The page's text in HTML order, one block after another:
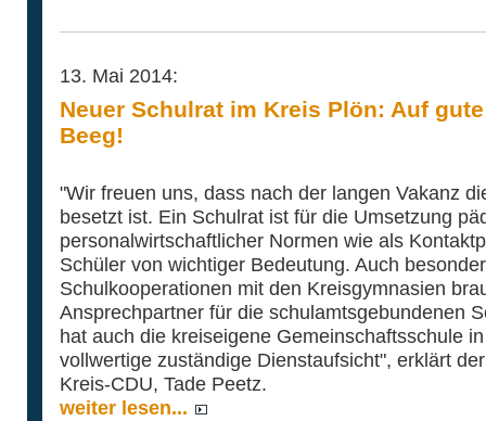
13. Mai 2014:
Neuer Schulrat im Kreis Plön: Auf
Beeg!
"Wir freuen uns, dass nach der langen Vakanz
besetzt ist. Ein Schulrat ist für die Umsetzung
personalwirtschaftlicher Normen wie als
Schüler von wichtiger Bedeutung. Auch
Schulkooperationen mit den Kreisgymnasien
Ansprechpartner für die schulamtsgebundenen
hat auch die kreiseigene Gemeinschaftsschule
vollwertige zuständige Dienstaufsicht", erklärt
Kreis-CDU, Tade Peetz.
weiter lesen...